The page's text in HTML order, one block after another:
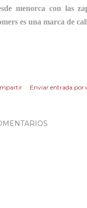
menorca con las
es una marca de
Enviar entrada por